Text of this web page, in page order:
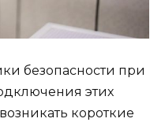
безопасности при
этих
короткие